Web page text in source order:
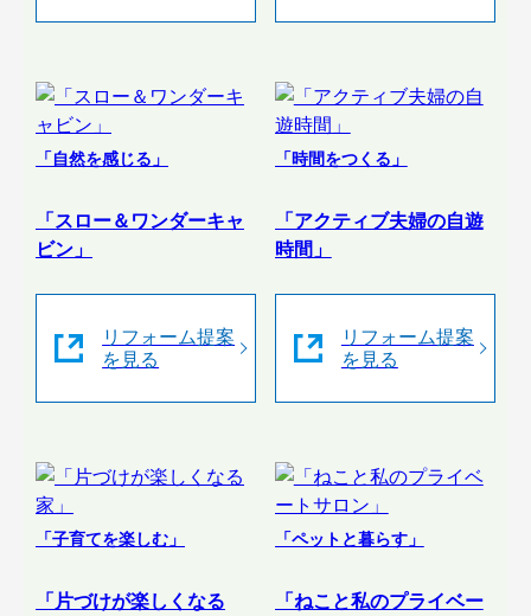
「自然を感じる」
「スロー＆ワンダーキャ
ビン」
リフォーム提案
を見る
「時間をつくる」
「アクティブ夫婦の自遊
時間」
リフォーム提案
を見る
「子育てを楽しむ」
「片づけが楽しくなる
「ペットと暮らす」
「ねこと私のプライベー